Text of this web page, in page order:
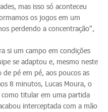
mas isso só aconteceu
os jogos em um
perdendo a concentração",
si um campo em condições
se adaptou e, mesmo neste
pé em pé, aos poucos as
8 minutos, Lucas Moura, o
como titular em uma partida
interceptada com a mão